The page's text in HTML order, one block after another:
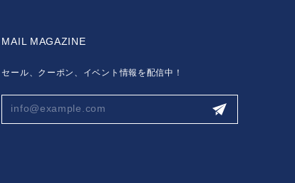
MAIL MAGAZINE
セール、クーポン、イベント情報を配信中！